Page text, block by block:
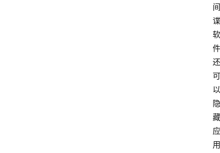
间
谍
软
件
还
可
以
隐
藏
应
用